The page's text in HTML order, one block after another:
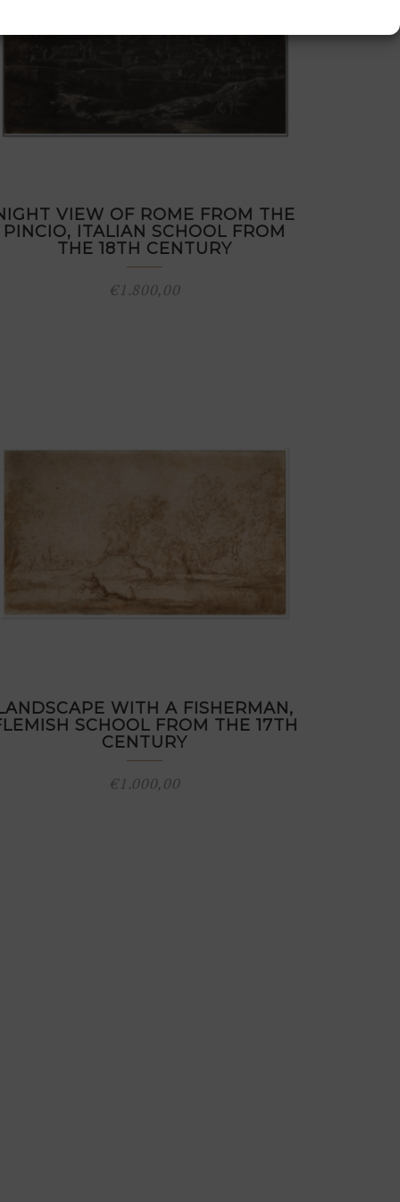
VIEW OF ROME FROM THE
PINCIO, ITALIAN SCHOOL FROM
THE 18TH CENTURY
€1.800,00
LANDSCAPE WITH A FISHERMAN,
SCHOOL FROM THE 17TH
CENTURY
€1.000,00